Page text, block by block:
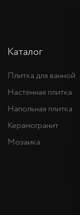
Каталог
Плитка для ванной
Настенная плитка
Напольная плитка
Керамогранит
Мозаика